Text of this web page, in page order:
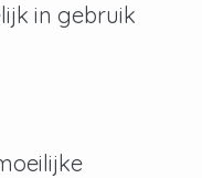
in gebruik